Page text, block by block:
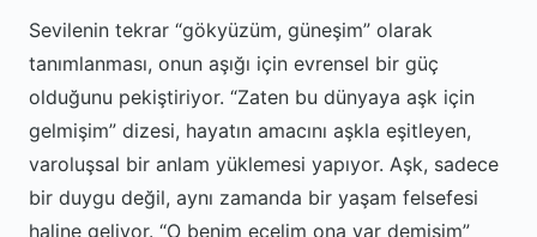
Sevilenin tekrar “gökyüzüm, güneşim” olarak
tanımlanması, onun aşığı için evrensel bir güç
olduğunu pekiştiriyor. “Zaten bu dünyaya aşk için
gelmişim” dizesi, hayatın amacını aşkla eşitleyen,
varoluşsal bir anlam yüklemesi yapıyor. Aşk, sadece
bir duygu değil, aynı zamanda bir yaşam felsefesi
haline geliyor. “O benim ecelim ona yar demişim”